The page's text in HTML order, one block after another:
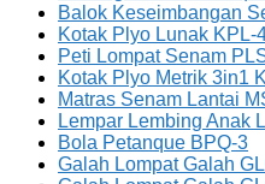
Balok Keseimbangan
Kotak Plyo Lunak KPL-
Peti Lompat Senam
Kotak Plyo Metrik 3in1
Matras Senam Lantai
Lempar Lembing Anak
Bola Petanque BPQ-3
Galah Lompat Galah